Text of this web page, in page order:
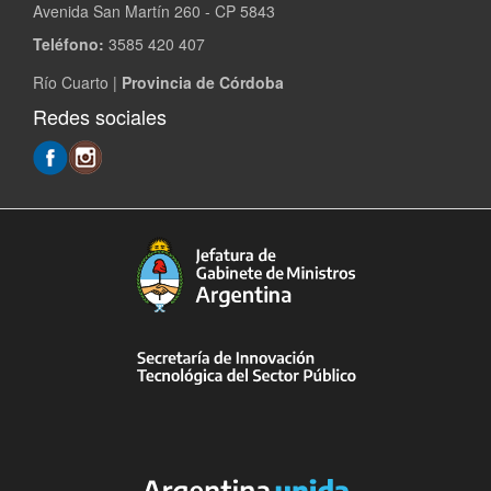
Avenida San Martín 260 - CP 5843
Teléfono: 3585 420 407
Río Cuarto | Provincia de Córdoba
Redes sociales